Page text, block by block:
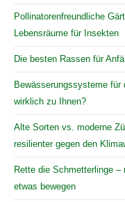
Pollinatorenfreundliche
Lebensräume für Insekten
Die besten Rassen für
Bewässerungssysteme
wirklich zu Ihnen?
Alte Sorten vs. moderne
resilienter gegen den
Rette die Schmetterlinge
etwas bewegen